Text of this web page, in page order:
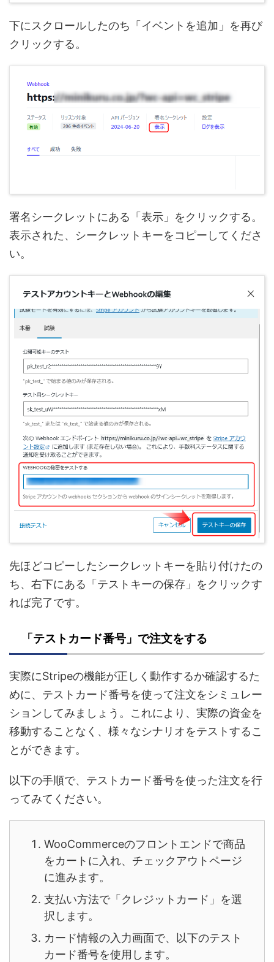
下にスクロールしたのち「イベントを追加」を再び
クリックする。
署名シークレットにある「表示」をクリックする。
表示された、シークレットキーをコピーしてくださ
い。
先ほどコピーしたシークレットキーを貼り付けたの
ち、右下にある「テストキーの保存」をクリックす
れば完了です。
「テストカード番号」で注文をする
実際にStripeの機能が正しく動作するか確認するた
めに、テストカード番号を使って注文をシミュレー
ションしてみましょう。これにより、実際の資金を
移動することなく、様々なシナリオをテストするこ
とができます。
以下の手順で、テストカード番号を使った注文を行
ってみてください。
WooCommerceのフロントエンドで商品
をカートに入れ、チェックアウトページ
に進みます。
支払い方法で「クレジットカード」を選
択します。
カード情報の入力画面で、以下のテスト
カード番号を使用します。